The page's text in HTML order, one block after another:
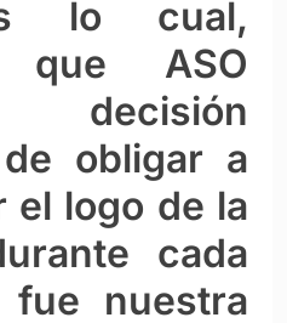
lo cual,
que ASO
obligar a
el logo de la
cada
fue nuestra